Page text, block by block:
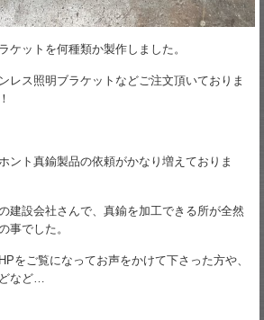
ケットを何種類か製作しました。
レス照明ブラケットなどご注文頂いておりま
ント真鍮製品の依頼がかなり増えておりま
建設会社さんで、真鍮を加工できる所が全然
事でした。
をご覧になってお声をかけて下さった方や、
など…